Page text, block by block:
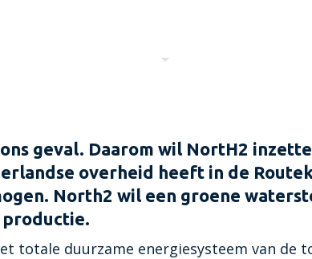
GROENE WATERSTOFKETEN
geval. Daarom wil NortH2
overheid heeft in de
North2 wil een groene
productie.
totale duurzame energiesysteem van de